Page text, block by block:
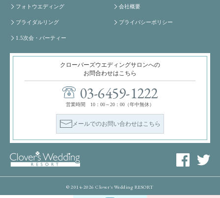
フォトウエディング
ブライダルリング
1.5次会・パーティー
会社概要
プライバシーポリシー
クローバーズウエディングサロンへの
お問合わせはこちら
03-6459-1222
営業時間 10：00～20：00（年中無休）
メールでのお問い合わせはこちら
© 2014-2026 Clover's Wedding RESORT